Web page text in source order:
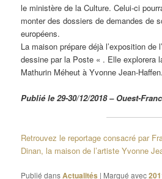
le ministère de la Culture. Celui-ci
monter des dossiers de demandes de
européens.
La maison prépare déjà l’exposition
dessine par la Poste « . Elle explorera
Mathurin Méheut à Yvonne Jean-Haffen.
Publié le 29-30/12/2018 – Ouest-
Retrouvez le reportage consacré par
Dinan, la maison de l’artiste Yvonne
Publié dansActualités | Marqué avec